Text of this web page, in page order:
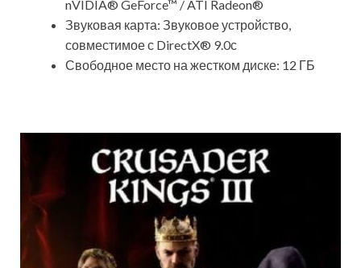
nVIDIA® GeForce™ / ATI Radeon®
Звуковая карта: Звуковое устройство,
совместимое с DirectX® 9.0с
Свободное место на жестком диске: 12 ГБ